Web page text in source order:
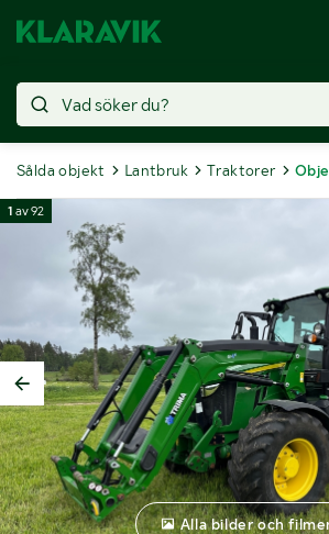
Sålda objekt Lantbruk Traktorer
1 av92
Alla bilder och